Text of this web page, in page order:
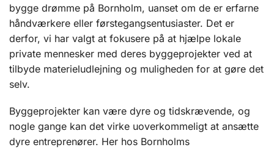
bygge drømme på Bornholm, uanset om de er erfarne
håndværkere eller førstegangsentusiaster. Det er
derfor, vi har valgt at fokusere på at hjælpe lokale
private mennesker med deres byggeprojekter ved at
tilbyde materieludlejning og muligheden for at gøre det
selv.
Byggeprojekter kan være dyre og tidskrævende, og
nogle gange kan det virke uoverkommeligt at ansætte
dyre entreprenører. Her hos Bornholms